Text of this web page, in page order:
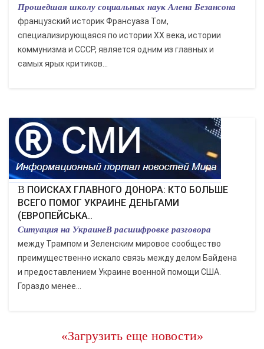
Прошедшая школу социальных наук Алена Безансона
французский историк Франсуаза Том,
специализирующаяся по истории XX века, истории
коммунизма и СССР, является одним из главных и
самых ярых критиков...
В ПОИСКАХ ГЛАВНОГО ДОНОРА: КТО БОЛЬШЕ
ВСЕГО ПОМОГ УКРАИНЕ ДЕНЬГАМИ
(ЕВРОПЕЙСЬКА..
Ситуация на УкраинеВ расшифровке разговора
между Трампом и Зеленским мировое сообщество
преимущественно искало связь между делом Байдена
и предоставлением Украине военной помощи США.
Гораздо менее...
«Загрузить еще новости»